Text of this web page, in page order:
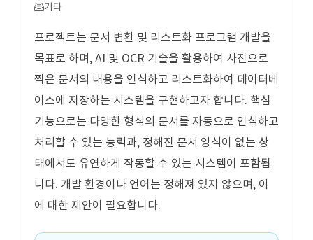
기타
프로젝트는 문서 변환 및 리스트화 프로그램 개발을
목표로 하며, AI 및 OCR 기술을 활용하여 사진으로
찍은 문서의 내용을 인식하고 리스트화하여 데이터베
이스에 저장하는 시스템을 구현하고자 합니다. 핵심
기능으로는 다양한 형식의 문서를 자동으로 인식하고
처리할 수 있는 능력과, 정해진 문서 양식이 없는 상
태에서도 유연하게 작동할 수 있는 시스템이 포함됩
니다. 개발 환경이나 언어는 정해져 있지 않으며, 이
에 대한 제안이 필요합니다.